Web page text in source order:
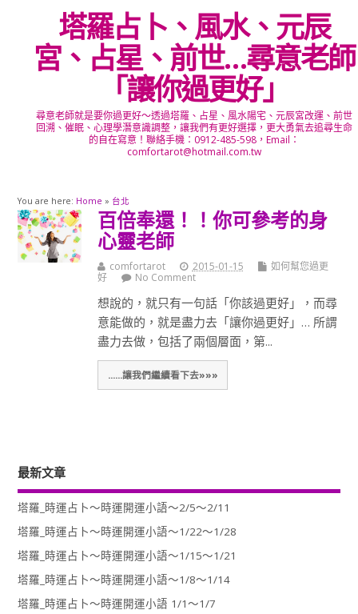
塔羅占卜、風水、元辰
宮、占星、前世…尋意老師
「讓你過更好」
尋意老師就是要你過更好～透過塔羅、占星、風水陽宅、元辰宮改運、前世
回溯、催眠、心理學潛意識調整，讓我們有更好選擇，更大勇氣去追尋生命
的自在寫意！聯絡手機：0912-485-598，Email：
comfortarot@hotmail.com.tw
You are here: Home » 台北
百倍奉還！！你可參考的身
心靈老師
comfortarot 2015-01-15
如何幫您過更
好
No Comment
想說的，就只有一句話「你該過更好」，而尋
意能做的，就是盡力去「讓你過更好」… 所謂
盡力去做，包括了兩個層面，第...
......讓我們繼續看下去»»»
最新文章
塔羅_時運占卜～時運開運小語～2/5～2/11
塔羅_時運占卜～時運開運小語～1/22～1/28
塔羅_時運占卜～時運開運小語～1/15～1/21
塔羅_時運占卜～時運開運小語～1/8～1/14
塔羅_時運占卜～時運開運小語 1/1～1/7